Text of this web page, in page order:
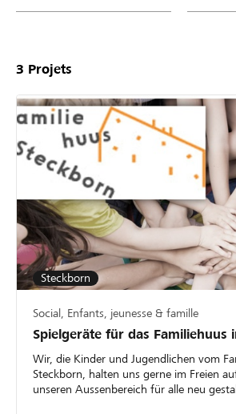
3 Projets
Steckborn
Social, Enfants, jeunesse & famille
Spielgeräte für das Familiehuus
Wir, die Kinder und Jugendlichen vom
Steckborn, halten uns gerne im Freien
unseren Aussenbereich für alle neu